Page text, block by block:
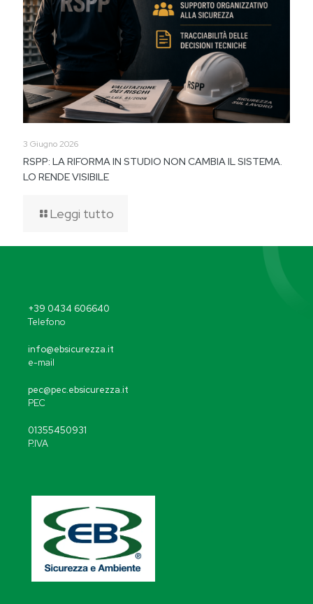
3 Giugno 2026
RSPP: LA RIFORMA IN STUDIO NON CAMBIA IL SISTEMA.
LO RENDE VISIBILE
Leggi tutto
+39 0434 606640
Telefono
info@ebsicurezza.it
e-mail
pec@pec.ebsicurezza.it
PEC
01355450931
P.IVA